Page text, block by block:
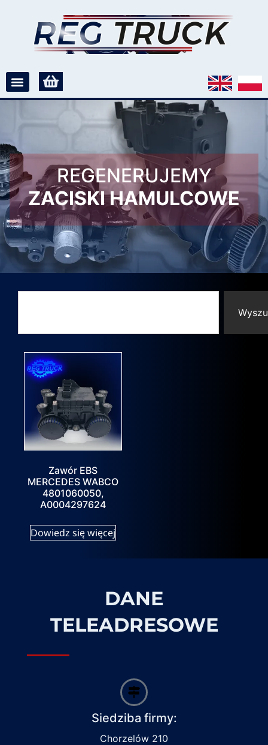
REGENERUJEMY
ZACISKI HAMULCOWE
Zawór EBS
MERCEDES WABCO
4801060050,
A0004297624
Dowiedz się więcej
DANE
TELEADRESOWE
Siedziba firmy:
Chorzelów 210